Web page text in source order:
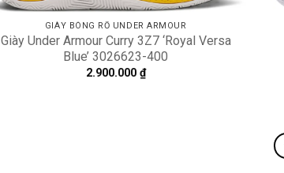
GIÀY BÓNG RỔ UNDER ARMOUR
Giày Under Armour Curry 3Z7 ‘Royal Versa
Blue’ 3026623-400
2.900.000 ₫